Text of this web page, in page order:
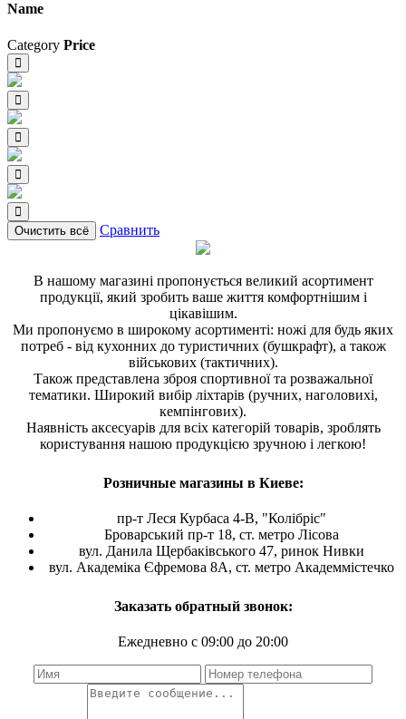
Name
Category Price
Очистить всё Сравнить
В нашому магазині пропонується великий асортимент
продукції, який зробить ваше життя комфортнішим і
цікавішим.
Ми пропонуємо в широкому асортименті: ножі для будь яких
потреб - від кухонних до туристичних (бушкрафт), а також
військових (тактичних).
Також представлена зброя спортивної та розважальної
тематики. Широкий вибір ліхтарів (ручних, наголовихі,
кемпінгових).
Наявність аксесуарів для всіх категорій товарів, зроблять
користування нашою продукцією зручною і легкою!
Розничные магазины в Киеве:
пр-т Леся Курбаса 4-В, "Колібріс"
Броварський пр-т 18, ст. метро Лісова
вул. Данила Щербаківського 47, ринок Нивки
вул. Академіка Єфремова 8А, ст. метро Академмістечко
Заказать обратный звонок:
Ежедневно с 09:00 до 20:00